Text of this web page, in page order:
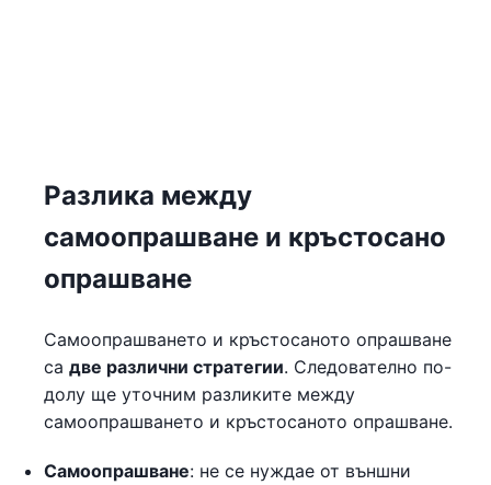
Разлика между
самоопрашване и кръстосано
опрашване
Самоопрашването и кръстосаното опрашване
са две различни стратегии. Следователно по-
долу ще уточним разликите между
самоопрашването и кръстосаното опрашване.
Самоопрашване: не се нуждае от външни